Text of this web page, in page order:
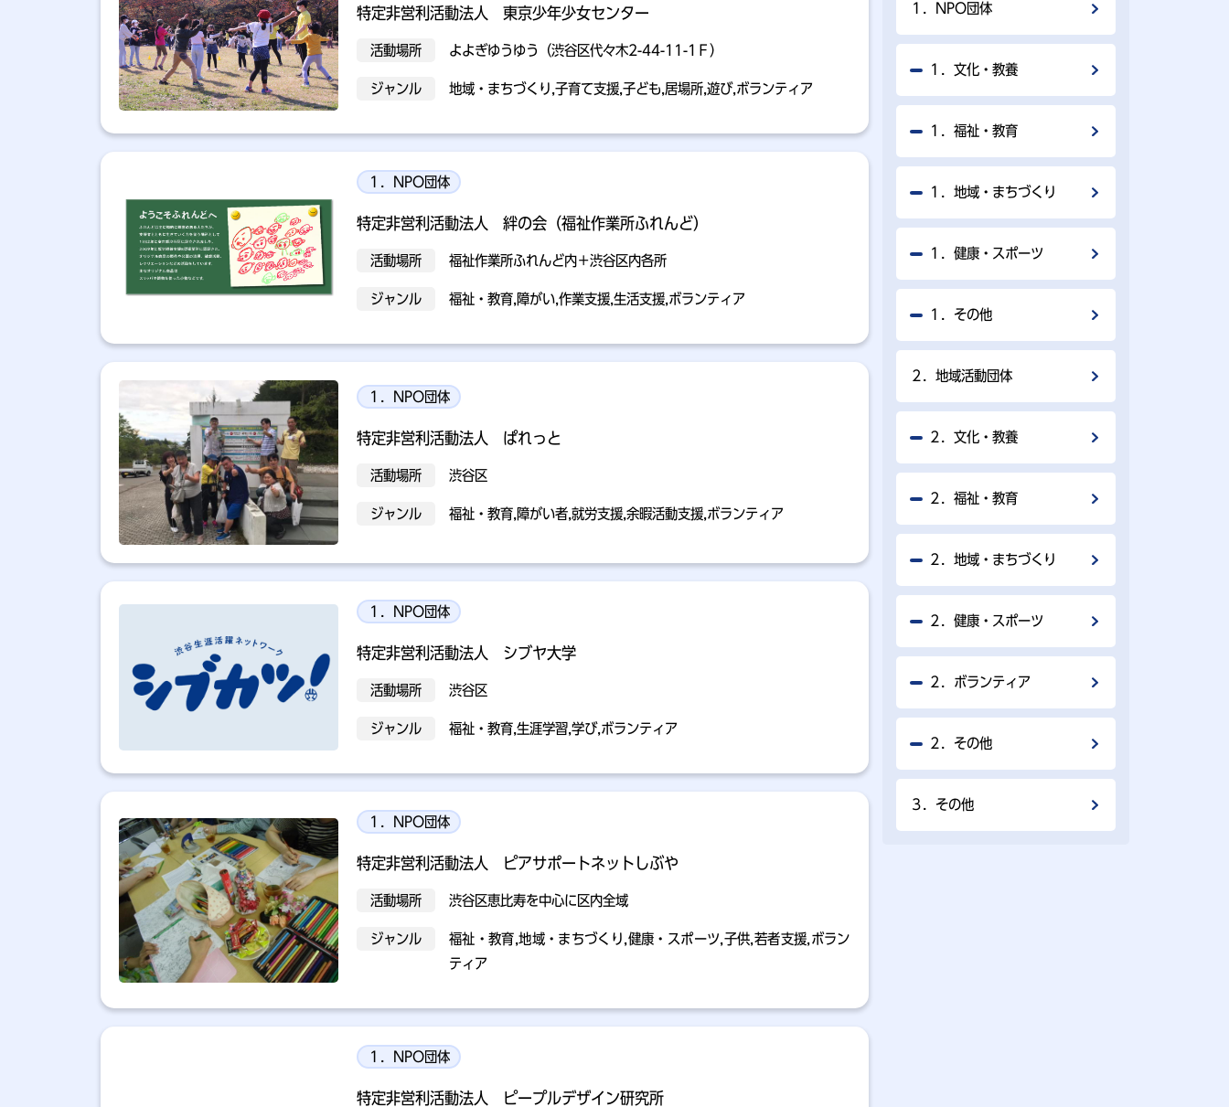
特定非営利活動法人 東京少年少女センター
活動場所 よよぎゆうゆう（渋谷区代々木2-44-11-1Ｆ）
ジャンル 地域・まちづくり,子育て支援,子ども,居場所,遊び,ボランティア
１．NPO団体
特定非営利活動法人 絆の会（福祉作業所ふれんど）
活動場所 福祉作業所ふれんど内＋渋谷区内各所
ジャンル 福祉・教育,障がい,作業支援,生活支援,ボランティア
１．NPO団体
特定非営利活動法人 ぱれっと
活動場所 渋谷区
ジャンル 福祉・教育,障がい者,就労支援,余暇活動支援,ボランティア
１．NPO団体
特定非営利活動法人 シブヤ大学
活動場所 渋谷区
ジャンル 福祉・教育,生涯学習,学び,ボランティア
１．NPO団体
特定非営利活動法人 ピアサポートネットしぶや
活動場所 渋谷区恵比寿を中心に区内全域
ジャンル
福祉・教育,地域・まちづくり,健康・スポーツ,子供,若者支援,ボラン
ティア
１．NPO団体
特定非営利活動法人 ピープルデザイン研究所
１．NPO団体
１．文化・教養
１．福祉・教育
１．地域・まちづくり
１．健康・スポーツ
１．その他
２．地域活動団体
２．文化・教養
２．福祉・教育
２．地域・まちづくり
２．健康・スポーツ
２．ボランティア
２．その他
３．その他